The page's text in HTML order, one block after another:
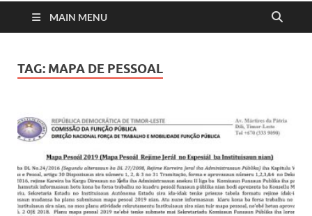
MAIN MENU
TAG: MAPA DE PESSOAL